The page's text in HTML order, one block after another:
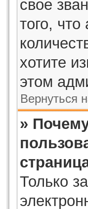
свое
того,
хотите
этом
Вернуться
»
Только